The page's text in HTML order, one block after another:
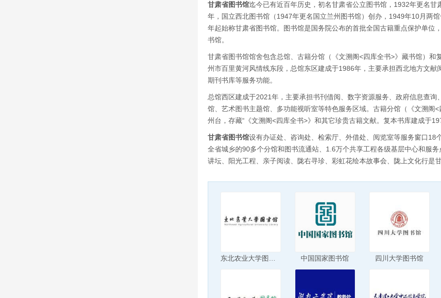
甘肃省图书馆迄今已有近百年历史，初名甘肃省公立图书馆，1932年更名
年，国立西北图书馆（1947年更名国立兰州图书馆）创办，1949年10月两
年起始称甘肃省图书馆。图书馆是国务院公布的首批全国古籍重点保护单位
书馆。
甘肃省图书馆馆舍包含总馆、古籍分馆（《文溯阁<四库全书>》藏书馆）
州市百里黄河风情线东段，总馆东区建成于1986年，主要承担西北地方文
期刊书库等服务功能。
总馆西区建成于2021年，主要承担书刊借阅、数字资源服务、政府信息查
馆、艺术图书主题馆、多功能视听室等特色服务区域。古籍分馆（《文溯阁
州台，存藏“《文溯阁<四库全书>》和其它珍贵古籍文献。复本书库建成于
甘肃省图书馆设有办证处、咨询处、检索厅、外借处、阅览室等服务窗口
全省城乡的90多个分馆和图书流通站、1.6万个共享工程各级基层中心和服
讲坛、阳光工程、亲子阅读、陇右寻珍、彩虹花绘本故事会、陇上文化行是
中国国家图书馆 四川大学图书馆